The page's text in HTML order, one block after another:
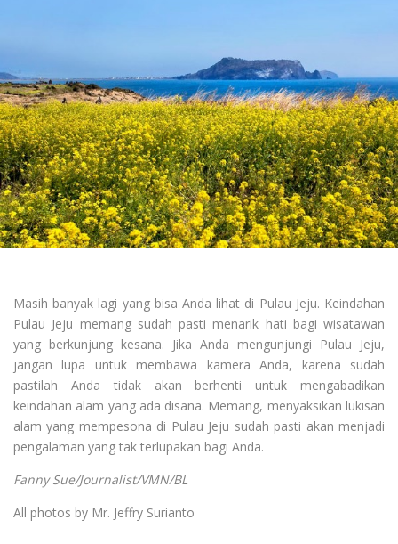
Masih banyak lagi yang bisa Anda lihat di Pulau Jeju. Keindahan
Pulau Jeju memang sudah pasti menarik hati bagi wisatawan
yang berkunjung kesana. Jika Anda mengunjungi Pulau Jeju,
jangan lupa untuk membawa kamera Anda, karena sudah
pastilah Anda tidak akan berhenti untuk mengabadikan
keindahan alam yang ada disana. Memang, menyaksikan lukisan
alam yang mempesona di Pulau Jeju sudah pasti akan menjadi
pengalaman yang tak terlupakan bagi Anda.
Fanny Sue/Journalist/VMN/BL
All photos by Mr. Jeffry Surianto